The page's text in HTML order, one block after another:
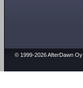
© 1999-2026 AfterDawn Oy